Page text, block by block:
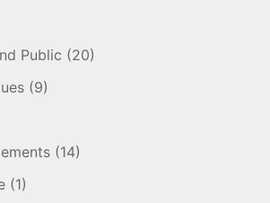
Public (20)
(9)
(14)
(1)